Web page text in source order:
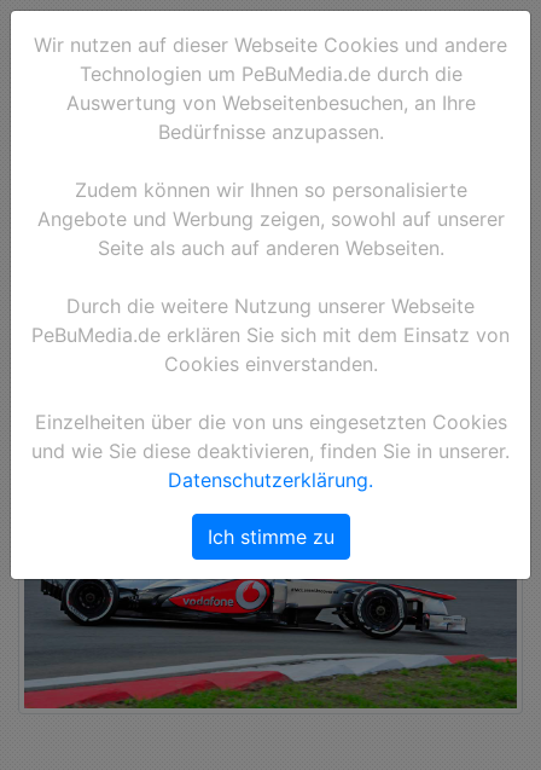
Wir nutzen auf dieser Webseite Cookies und andere
Technologien um PeBuMedia.de durch die
Auswertung von Webseitenbesuchen, an Ihre
Bedürfnisse anzupassen.
Zudem können wir Ihnen so personalisierte
Angebote und Werbung zeigen, sowohl auf unserer
Seite als auch auf anderen Webseiten.
Durch die weitere Nutzung unserer Webseite
PeBuMedia.de erklären Sie sich mit dem Einsatz von
Cookies einverstanden.
Einzelheiten über die von uns eingesetzten Cookies
und wie Sie diese deaktivieren, finden Sie in unserer.
Datenschutzerklärung.
Ich stimme zu